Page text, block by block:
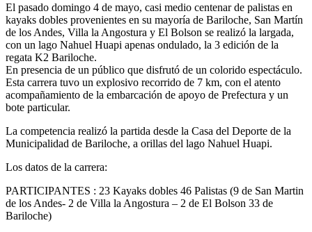
El pasado domingo 4 de mayo, casi medio centenar de palistas en
kayaks dobles provenientes en su mayoría de Bariloche, San Martín
de los Andes, Villa la Angostura y El Bolson se realizó la largada,
con un lago Nahuel Huapi apenas ondulado, la 3 edición de la
regata K2 Bariloche.
En presencia de un público que disfrutó de un colorido espectáculo.
Esta carrera tuvo un explosivo recorrido de 7 km, con el atento
acompañamiento de la embarcación de apoyo de Prefectura y un
bote particular.
La competencia realizó la partida desde la Casa del Deporte de la
Municipalidad de Bariloche, a orillas del lago Nahuel Huapi.
Los datos de la carrera:
PARTICIPANTES : 23 Kayaks dobles 46 Palistas (9 de San Martin
de los Andes- 2 de Villa la Angostura – 2 de El Bolson 33 de
Bariloche)